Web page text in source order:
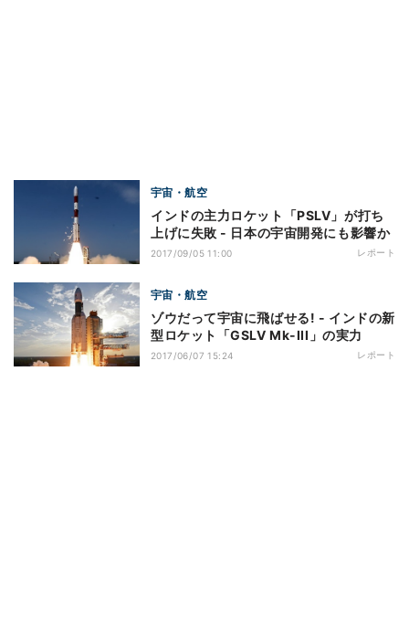
宇宙・航空
インドの主力ロケット「PSLV」が打ち
上げに失敗 - 日本の宇宙開発にも影響か
2017/09/05 11:00 レポート
宇宙・航空
ゾウだって宇宙に飛ばせる! - インドの新
型ロケット「GSLV Mk-III」の実力
2017/06/07 15:24 レポート